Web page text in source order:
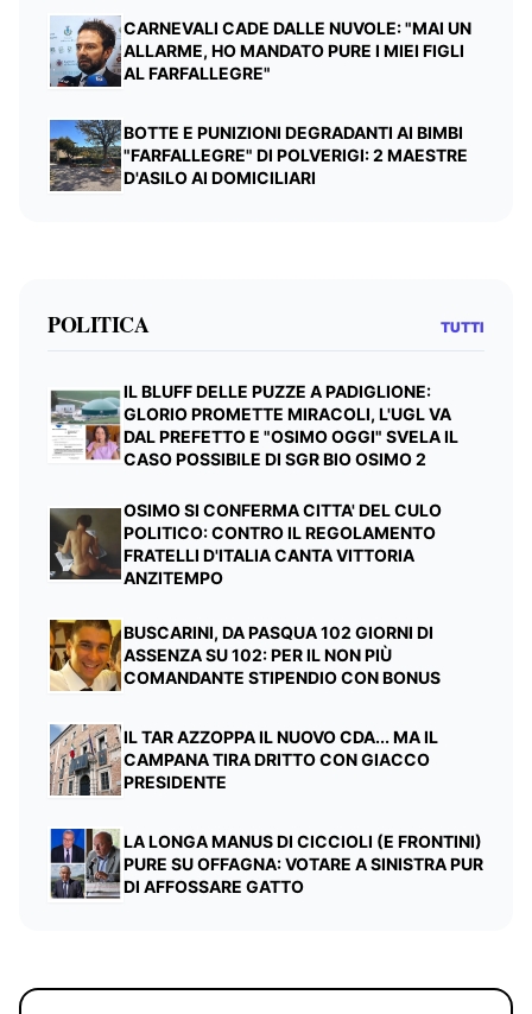
CARNEVALI CADE DALLE NUVOLE: "MAI UN
ALLARME, HO MANDATO PURE I MIEI FIGLI
AL FARFALLEGRE"
BOTTE E PUNIZIONI DEGRADANTI AI BIMBI
"FARFALLEGRE" DI POLVERIGI: 2 MAESTRE
D'ASILO AI DOMICILIARI
POLITICA TUTTI
IL BLUFF DELLE PUZZE A PADIGLIONE:
GLORIO PROMETTE MIRACOLI, L'UGL VA
DAL PREFETTO E "OSIMO OGGI" SVELA IL
CASO POSSIBILE DI SGR BIO OSIMO 2
OSIMO SI CONFERMA CITTA' DEL CULO
POLITICO: CONTRO IL REGOLAMENTO
FRATELLI D'ITALIA CANTA VITTORIA
ANZITEMPO
BUSCARINI, DA PASQUA 102 GIORNI DI
ASSENZA SU 102: PER IL NON PIÙ
COMANDANTE STIPENDIO CON BONUS
IL TAR AZZOPPA IL NUOVO CDA... MA IL
CAMPANA TIRA DRITTO CON GIACCO
PRESIDENTE
LA LONGA MANUS DI CICCIOLI (E FRONTINI)
PURE SU OFFAGNA: VOTARE A SINISTRA PUR
DI AFFOSSARE GATTO